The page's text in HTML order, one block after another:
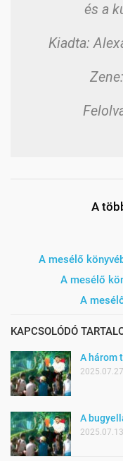
és a
Kiadta:
A
A mesélő
A mesélő
A
KAPCSOLÓDÓ
A három
A
2025.07.13.